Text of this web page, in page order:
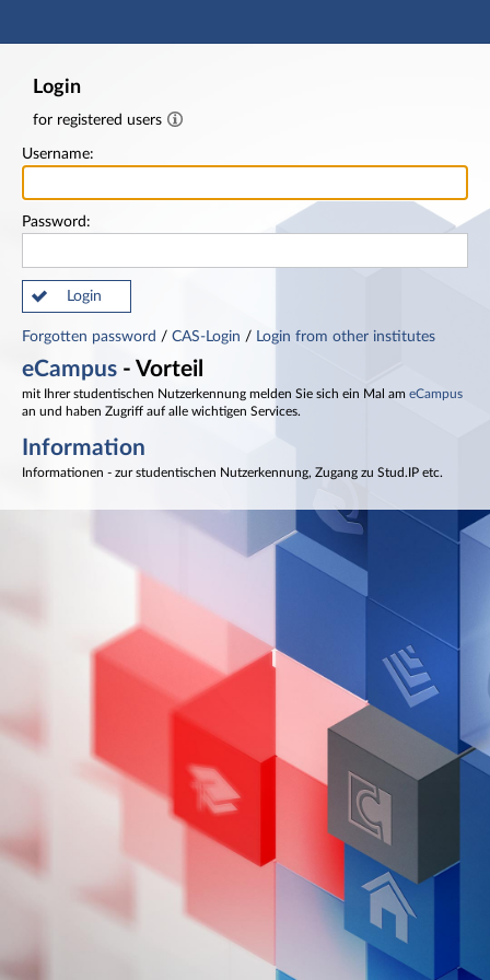
Main navigation
Login
for registered users
Username:
Password:
Login
Forgotten password / CAS-Login / Login from other institutes
eCampus - Vorteil
mit Ihrer studentischen Nutzerkennung melden Sie sich ein Mal am eCampus
an und haben Zugriff auf alle wichtigen Services.
Information
Informationen - zur studentischen Nutzerkennung, Zugang zu Stud.IP etc.